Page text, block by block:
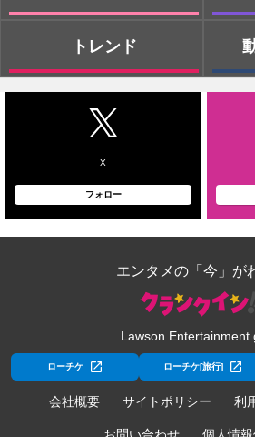
トレンド
X
フォロー
エンタメの「今」が
Lawson Entertainment
ローチケ ローチケ[旅行]
会社概要 サイトポリシー 利
お問い合わせ 個人情